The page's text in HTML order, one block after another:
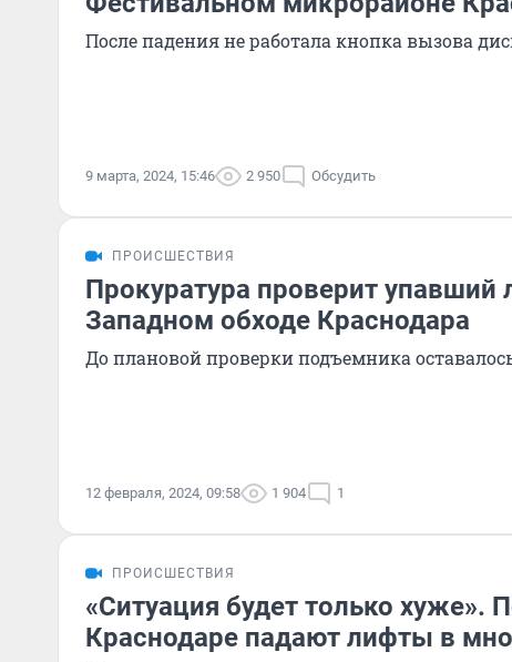
После падения не работала кнопка вызова
9 марта, 2024, 15:46 2 950 Обсудить
ПРОИСШЕСТВИЯ
Прокуратура проверит упавший
Западном обходе Краснодара
До плановой проверки подъемника
12 февраля, 2024, 09:58 1 904 1
ПРОИСШЕСТВИЯ
«Ситуация будет только хуже».
Краснодаре падают лифты в